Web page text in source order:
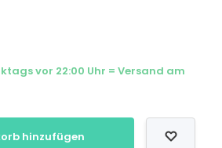
vor 22:00 Uhr = Versand am
hinzufügen